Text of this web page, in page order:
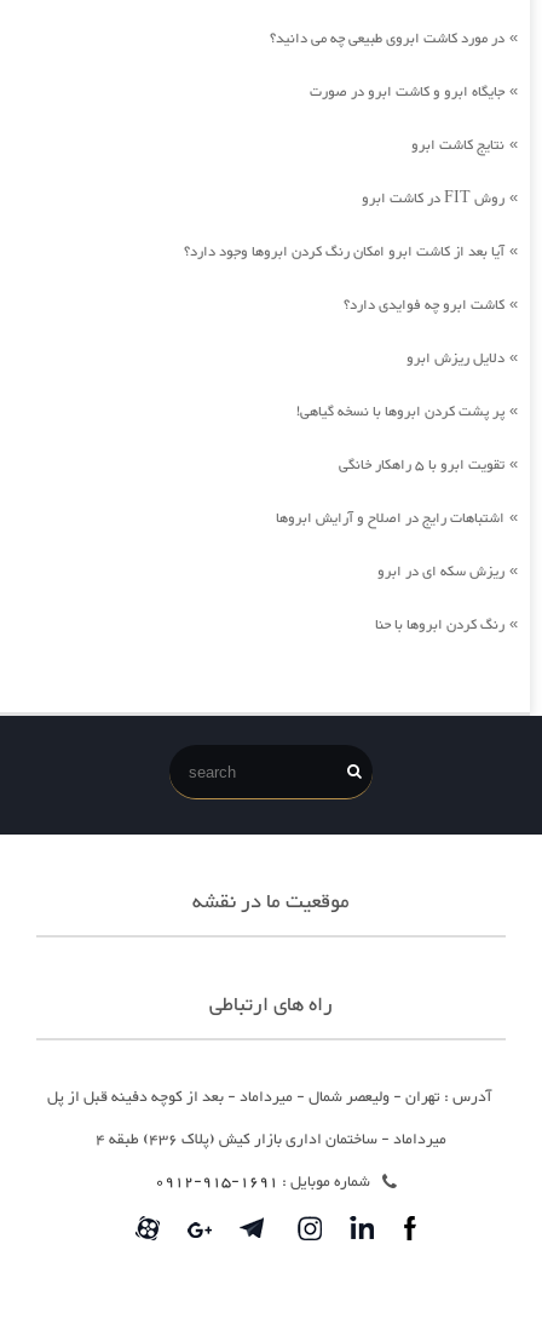
» در مورد کاشت ابروی طبیعی چه می دانید؟
» جایگاه ابرو و کاشت ابرو در صورت
» نتایج کاشت ابرو
» روش FIT در کاشت ابرو
»آیا بعد از کاشت ابرو امکان رنگ کردن ابروها وجود دارد؟
» کاشت ابرو چه فوایدی دارد؟
» دلایل ریزش ابرو
» پر پشت کردن ابروها با نسخه گیاهی!
» تقویت ابرو با 5 راهکار خانگی
» اشتباهات رایج در اصلاح و آرایش ابروها
» ریزش سکه ای در ابرو
» رنگ کردن ابروها با حنا
موقعیت ما در نقشه
راه های ارتباطی
آدرس : تهران - ولیعصر شمال - میرداماد - بعد از کوچه دفینه قبل از پل
میرداماد - ساختمان اداری بازار کیش (پلاک 436) طبقه 4
شماره موبایل : 1691-915-0912